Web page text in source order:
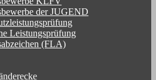
der JUGEND
Leistungsprüfung
(FLA)